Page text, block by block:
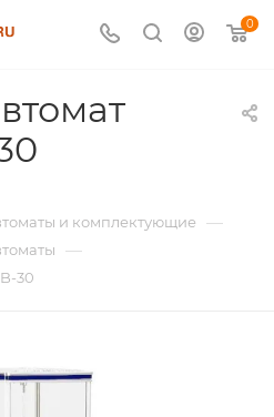
0
и комплектующие —
—
30